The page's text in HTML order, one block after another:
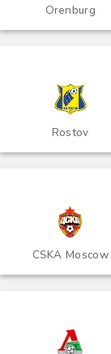
Orenburg
Rostov
CSKA Moscow